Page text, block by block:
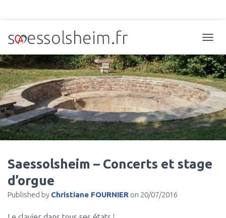
Saessolsheim – Concerts et stage
d’orgue
Published by Christiane FOURNIER on 20/07/2016